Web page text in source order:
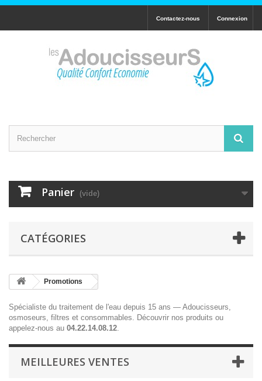
Connexion
Contactez-nous
Panier (vide)
CATÉGORIES
Promotions
Spécialiste du traitement de l'eau depuis 15 ans — Adoucisseurs,
osmoseurs, filtres et consommables. Découvrir nos produits ou
appelez-nous au 04.22.14.08.12.
MEILLEURES VENTES